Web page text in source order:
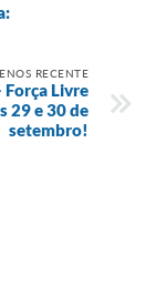
RECENTE
Livre
29 e 30 de
setembro!